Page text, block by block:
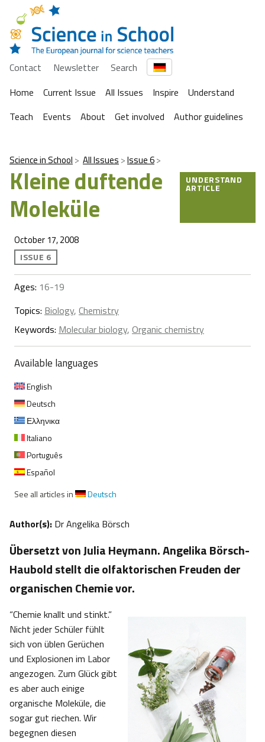
Contact Newsletter
Search
Home
Current Issue All Issues Inspire
Understand
Teach
Events About Get involved Author guidelines
Science in School All Issues Issue 6
Kleine duftende
Moleküle
UNDERSTAND
ARTICLE
October 17, 2008
ISSUE 6
Ages: 16-19
Topics: Biology, Chemistry
Keywords: Molecular biology, Organic chemistry
Available languages
English
Deutsch
Ελληνικα
Italiano
Português
Español
See all articles in
Deutsch
Author(s): Dr Angelika Börsch
Übersetzt von Julia Heymann. Angelika Börsch-
Haubold stellt die olfaktorischen Freuden der
organischen Chemie vor.
“Chemie knallt und stinkt.”
Nicht jeder Schüler fühlt
sich von üblen Gerüchen
und Explosionen im Labor
angezogen. Zum Glück gibt
es aber auch einige
organische Moleküle, die
sogar gut riechen. Wir
begegnen diesen